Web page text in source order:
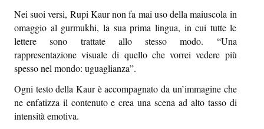
Nei suoi versi, Rupi Kaur non fa mai uso della maiuscola in
omaggio al gurmukhi, la sua prima lingua, in cui tutte le
lettere sono trattate allo stesso modo. “Una
rappresentazione visuale di quello che vorrei vedere più
spesso nel mondo: uguaglianza”.
Ogni testo della Kaur è accompagnato da un’immagine che
ne enfatizza il contenuto e crea una scena ad alto tasso di
intensità emotiva.